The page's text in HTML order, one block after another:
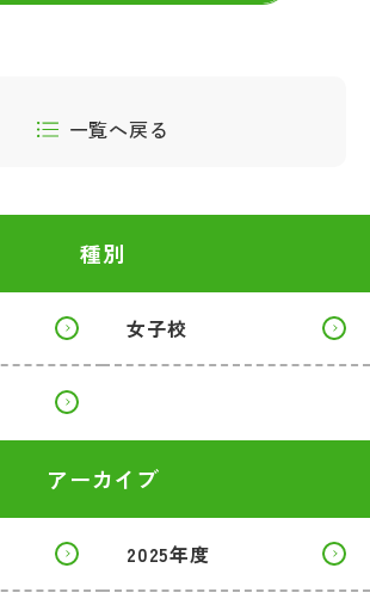
一覧へ戻る
種別
女子校
アーカイブ
2025年度